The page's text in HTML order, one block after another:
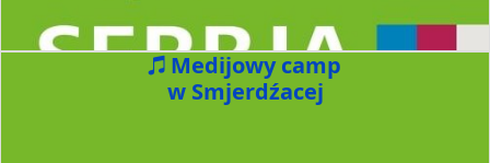
Medijowy camp
w Smjerdźacej